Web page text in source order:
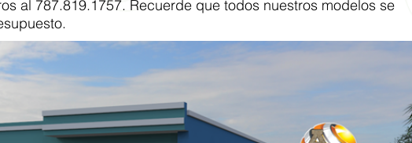
al 787.819.1757. Recuerde que todos nuestros modelos se